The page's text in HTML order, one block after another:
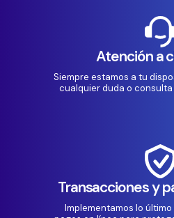
Atención a
Siempre estamos a tu
cualquier duda o
Transacciones y
Implementamos lo